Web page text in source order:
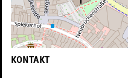
KONTAKT